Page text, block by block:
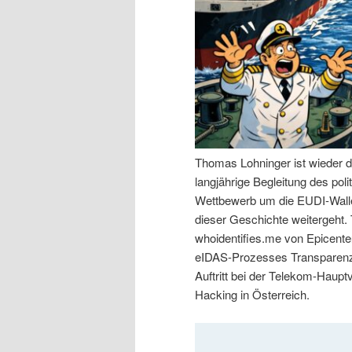
n
I
n
h
a
l
t
s
r
e
n
I
n
h
a
l
Thomas Lohninger ist wieder
langjährige Begleitung des
Wettbewerb um die EUDI-
dieser Geschichte
whoidentifies.me von
eIDAS-Prozesses
Auftritt bei der Telekom-
Hacking in Österreich.